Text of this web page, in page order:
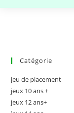
Catégorie
jeu de placement
jeux 10 ans +
jeux 12 ans+